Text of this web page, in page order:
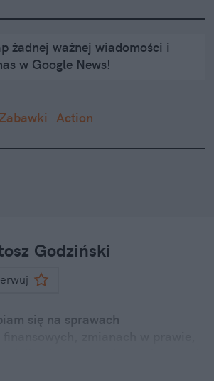
żadnej ważnej wiadomości i
w Google News!
Action
Godziński
się na sprawach
i przede wszystkim bliskie